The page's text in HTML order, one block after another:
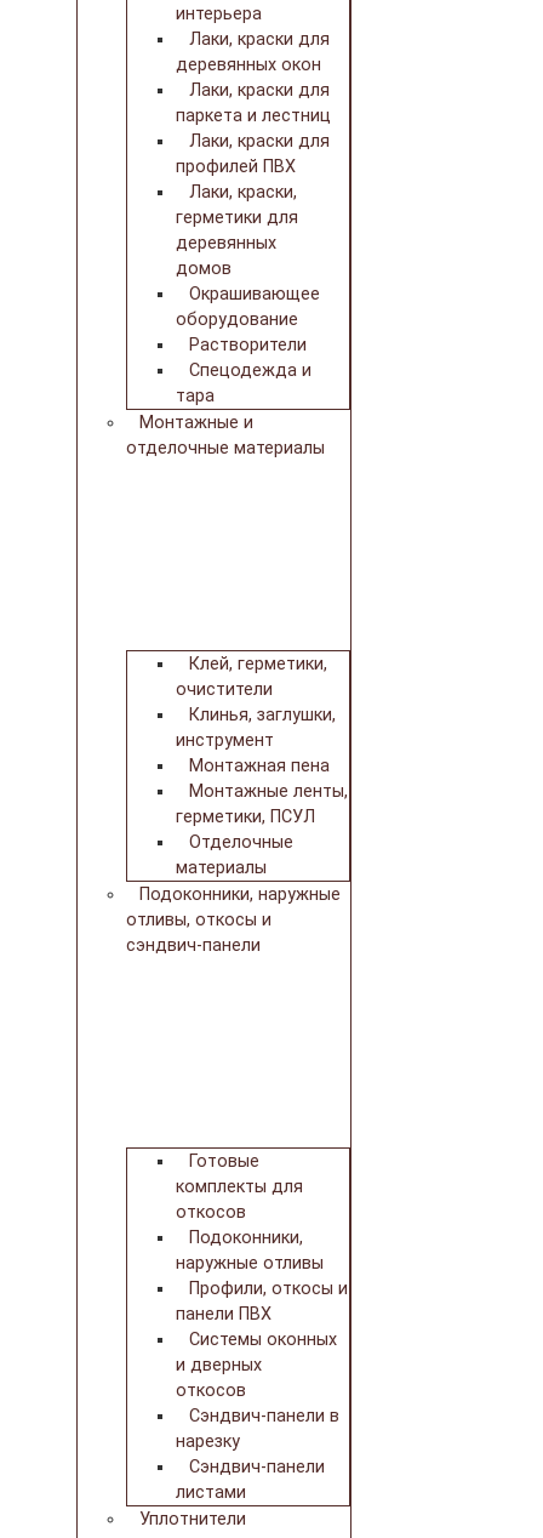
интерьера
Лаки, краски для
деревянных окон
Лаки, краски для
паркета и лестниц
Лаки, краски для
профилей ПВХ
Лаки, краски,
герметики для
деревянных
домов
Окрашивающее
оборудование
Растворители
Спецодежда и
тара
Монтажные и
отделочные материалы
Клей, герметики,
очистители
Клинья, заглушки,
инструмент
Монтажная пена
Монтажные ленты,
герметики, ПСУЛ
Отделочные
материалы
Подоконники, наружные
отливы, откосы и
сэндвич-панели
Готовые
комплекты для
откосов
Подоконники,
наружные отливы
Профили, откосы и
панели ПВХ
Системы оконных
и дверных
откосов
Сэндвич-панели в
нарезку
Сэндвич-панели
листами
Уплотнители